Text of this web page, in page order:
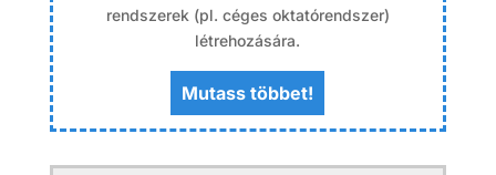
rendszerek (pl. céges oktatórendszer)
létrehozására.
Mutass többet!